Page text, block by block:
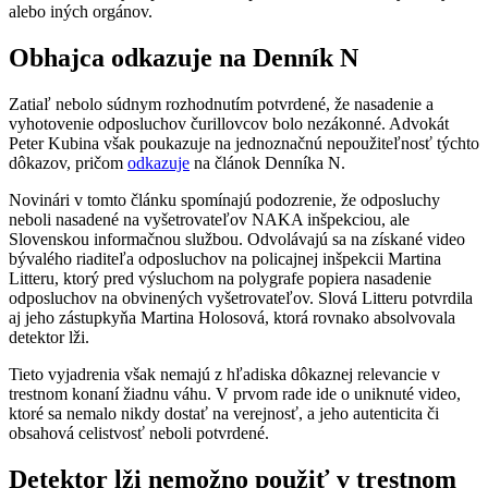
alebo iných orgánov.
Obhajca odkazuje na Denník N
Zatiaľ nebolo súdnym rozhodnutím potvrdené, že nasadenie a
vyhotovenie odposluchov čurillovcov bolo nezákonné. Advokát
Peter Kubina však poukazuje na jednoznačnú nepoužiteľnosť týchto
dôkazov, pričom odkazuje na článok Denníka N.
Novinári v tomto článku spomínajú podozrenie, že odposluchy
neboli nasadené na vyšetrovateľov NAKA inšpekciou, ale
Slovenskou informačnou službou. Odvolávajú sa na získané video
bývalého riaditeľa odposluchov na policajnej inšpekcii Martina
Litteru, ktorý pred výsluchom na polygrafe popiera nasadenie
odposluchov na obvinených vyšetrovateľov. Slová Litteru potvrdila
aj jeho zástupkyňa Martina Holosová, ktorá rovnako absolvovala
detektor lži.
Tieto vyjadrenia však nemajú z hľadiska dôkaznej relevancie v
trestnom konaní žiadnu váhu. V prvom rade ide o uniknuté video,
ktoré sa nemalo nikdy dostať na verejnosť, a jeho autenticita či
obsahová celistvosť neboli potvrdené.
Detektor lži nemožno použiť v trestnom